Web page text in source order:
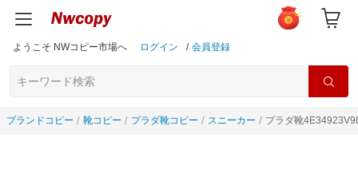
ようこそ NWコピー市場へ ログイン / 会員登録
ブランドコピー 靴コピー プラダ靴コピー スニーカー プラダ靴